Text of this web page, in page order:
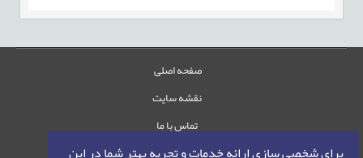
صفحه اصلی
نقشه سایت
تماس با ما